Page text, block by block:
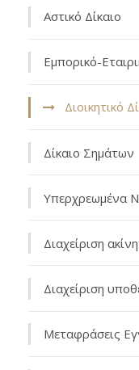
Αστικό Δίκαιo
Εμπορικό-
Διοικητικό
Δίκαιο Σημάτων
Υπερχρεωμένα
Διαχείριση
Διαχείριση
Μεταφράσεις